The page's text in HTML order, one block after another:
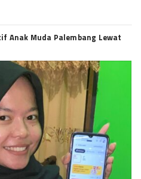
Anak Muda Palembang Lewat